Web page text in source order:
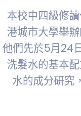
本校中四級修
港城市大學舉
他們先於5月24
洗髮水的基本
水的成分研究